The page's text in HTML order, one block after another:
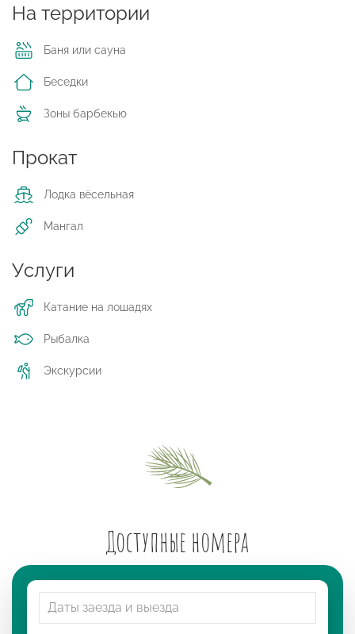
На территории
Баня или сауна
Беседки
Зоны барбекью
Прокат
Лодка вёсельная
Мангал
Услуги
Катание на лошадях
Рыбалка
Экскурсии
Доступные номера